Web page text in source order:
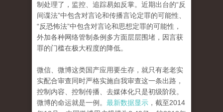
制处理了，监控、追踪易如反掌。近期出台的“反
间谍法”中包含对言论和传播言论定罪的可能性、
“反恐怖法”中包含对言论和思想定罪的可能性，
外加各种网络管制条例多方面层层围堵，因言获
罪的门槛在极大程度的降低。
微信、微博这类国产应用要生存，就只有老老实
实配合审查同时严格实施自我审查这一条出路，
控制内容、控制传播、去媒体化只是初级阶段。
微博的命运就是一例。 最新数据显示 ，截至2014